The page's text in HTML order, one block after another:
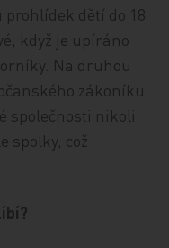
dětí do 18
když je upíráno
Na druhou
zákoníku
společnosti nikoli
spolky, což